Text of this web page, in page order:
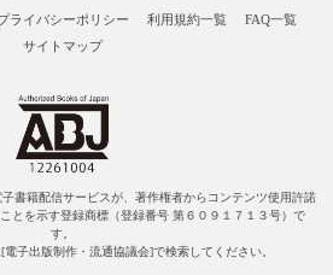
ライバシーポリシー 利用規約一覧
FAQ一覧
サイトマップ
書籍配信サービスが、著作権者からコンテンツ使用許諾
とを示す登録商標（登録番号 第６０９１７１３号）で
す。
子出版制作・流通協議会]で検索してください。